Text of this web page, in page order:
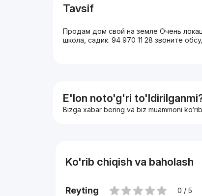
Tavsif
Продам дом свой на земле Очень
школа, садик. 94 970 11 28 звоните
E'lon noto'g'ri
Bizga xabar bering va biz muammoni
Ko'rib chiqish va baholash
Reyting 0 / 5